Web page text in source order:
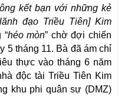
kết bạn với những kẻ
đạo Triều Tiên] Kim
“héo mòn” chờ đợi chiến
5 tháng 11. Bà đã ám chỉ
thực vào tháng 6 năm
độc tài Triều Tiên Kim
khu phi quân sự (DMZ)